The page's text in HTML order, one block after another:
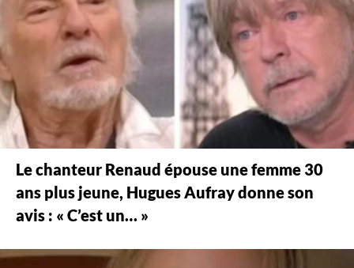
Le chanteur Renaud épouse une femme 30
ans plus jeune, Hugues Aufray donne son
avis : « C’est un… »